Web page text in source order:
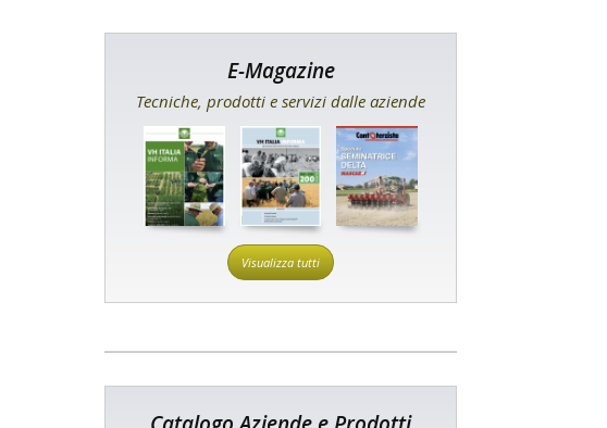
E-Magazine
Tecniche, prodotti e servizi dalle aziende
Visualizza tutti